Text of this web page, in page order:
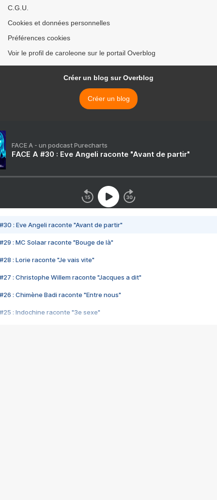
C.G.U.
Cookies et données personnelles
Préférences cookies
Voir le profil de caroleone sur le portail Overblog
Créer un blog sur Overblog
Créer un blog
FACE A - un podcast Purecharts
FACE A #30 : Eve Angeli raconte "Avant de partir"
#30 : Eve Angeli raconte "Avant de partir"
#29 : MC Solaar raconte "Bouge de là"
#28 : Lorie raconte "Je vais vite"
#27 : Christophe Willem raconte "Jacques a dit"
#26 : Chimène Badi raconte "Entre nous"
#25 : Indochine raconte "3e sexe"